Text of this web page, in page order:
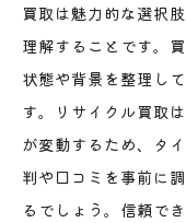
家宝豊岡店
口コミを
リサイクル買
すめ店
リサイク
買取は魅力的な選択
理解することです。
状態や背景を整理し
す。リサイクル買取
が変動するため、タ
判や口コミを事前に
るでしょう。信頼で